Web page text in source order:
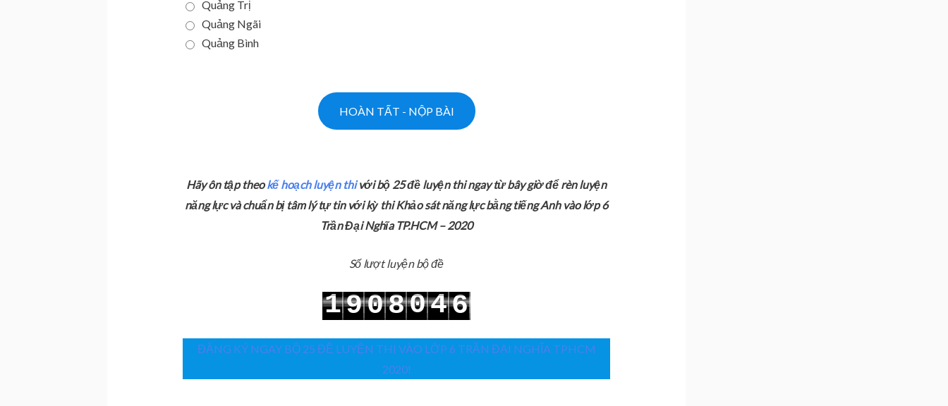
Quảng Trị
Quảng Ngãi
Quảng Bình
Hãy ôn tập theokế hoạch luyện thivới bộ 25 đề luyện thi ngay từ bây giờ để rèn luyện
năng lực và chuẩn bị tâm lý tự tin với kỳ thi Khảo sát năng lực bằng tiếng Anh vào lớp 6
Trần Đại Nghĩa TP.HCM – 2020
Số lượt luyện bộ đề
1
2
9
0
0
1
8
9
0
15
4
7
6
ĐĂNG KÝ NGAY BỘ 25 ĐỀ LUYỆN THI VÀO LỚP 6 TRẦN ĐẠI NGHĨA TPHCM
2020!